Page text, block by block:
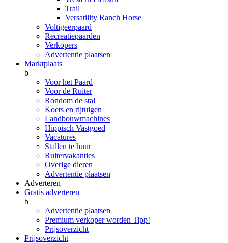
Trail
Versatility Ranch Horse
Voltigeerpaard
Recreatiepaarden
Verkopers
Advertentie plaatsen
Marktplaats
b
Voor het Paard
Voor de Ruiter
Rondom de stal
Koets en rijtuigen
Landbouwmachines
Hippisch Vastgoed
Vacatures
Stallen te huur
Ruitervakanties
Overige dieren
Advertentie plaatsen
Adverteren
Gratis adverteren
b
Advertentie plaatsen
Premium verkoper worden Tipp!
Prijsoverzicht
Prijsoverzicht